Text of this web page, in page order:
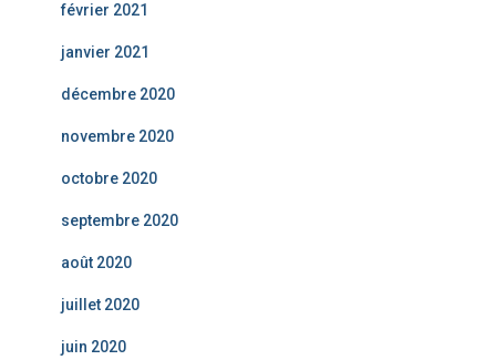
février 2021
janvier 2021
décembre 2020
novembre 2020
octobre 2020
septembre 2020
août 2020
juillet 2020
juin 2020